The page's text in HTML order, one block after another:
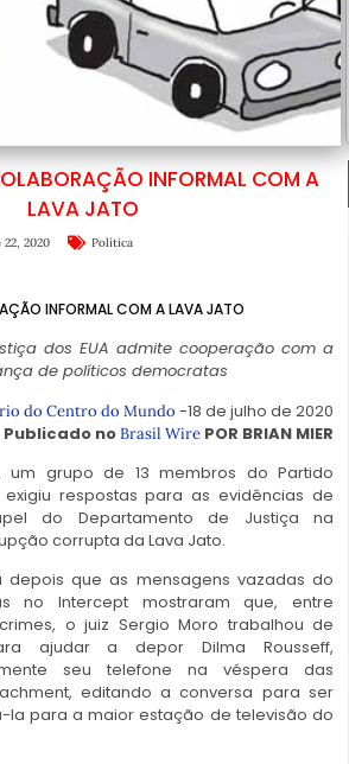
INFORMAL COM A
LAVA JATO
2020 Política
INFORMAL COM A LAVA JATO
dos EUA admite cooperação com a
de políticos democratas
do Centro do Mundo -18 de julho de 2020
Publicado noBrasil Wire POR BRIAN MIER
um grupo de 13 membros do Partido
exigiu respostas para as evidências de
do Departamento de Justiça na
corrupta da Lava Jato.
depois que as mensagens vazadas do
no Intercept mostraram que, entre
o juiz Sergio Moro trabalhou de
ajudar a depor Dilma Rousseff,
seu telefone na véspera das
editando a conversa para ser
la para a maior estação de televisão do